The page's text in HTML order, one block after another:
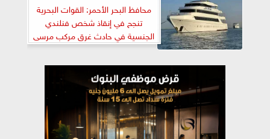
محافظ البحر الأحمر: القوات البحرية
تنجح في إنقاذ شخص فنلندي
الجنسية في حادث غرق مركب مرسى
علم